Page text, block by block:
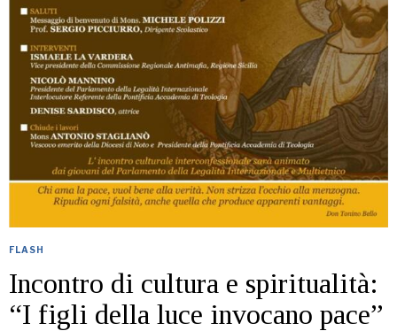
FLASH
Incontro di cultura e spiritualità:
“I figli della luce invocano pace”